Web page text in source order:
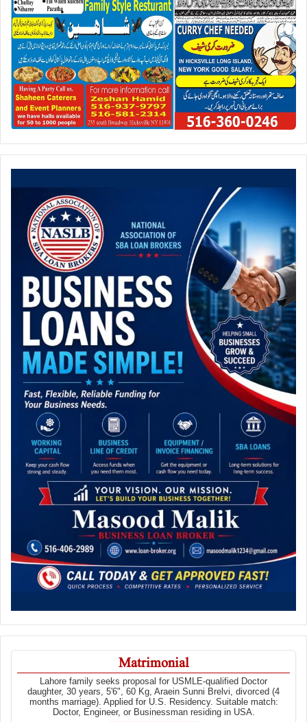
Matrimonial
Lahore family seeks proposal for USMLE-qualified Doctor
daughter, 30 years, 5'6", 60 Kg, Araein Sunni Brelvi, divorced (4
months marriage). Applied for U.S. Residency. Suitable match:
Doctor, Engineer, or Businessman residing in USA.